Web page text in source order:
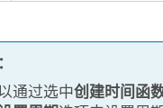
通过选中创建时间函